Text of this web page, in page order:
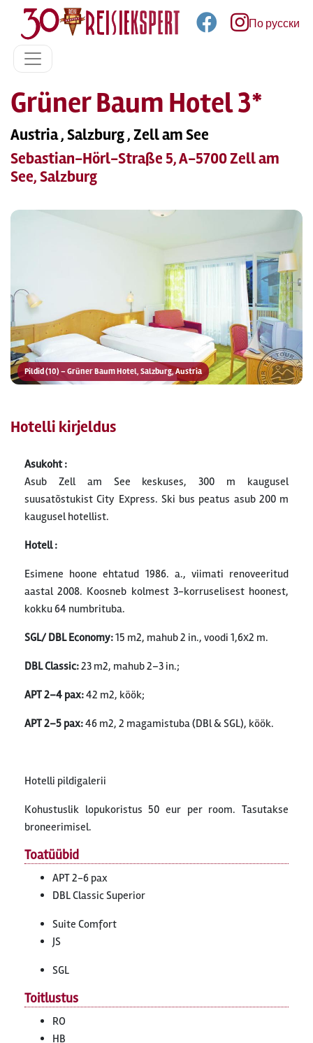
По русски
Grüner Baum Hotel 3*
Austria , Salzburg , Zell am See
Sebastian-Hörl-Straße 5, A-5700 Zell am
See, Salzburg
Pildid (10) – Grüner Baum Hotel, Salzburg, Austria
Hotelli kirjeldus
Asukoht :
Asub Zell am See keskuses, 300 m kaugusel
suusatõstukist City Eхpress. Ski bus peatus asub 200 m
kaugusel hotellist.
Hotell :
Esimene hoone ehtatud 1986. a., viimati renoveeritud
aastal 2008. Koosneb kolmest 3-korruselisest hoonest,
kokku 64 numbrituba.
SGL/ DBL Economy:15 m2, mahub 2 in., voodi 1,6х2 m.
DBL Classic:23 m2, mahub 2–3 in.;
APT 2–4 pax:42 m2, köök;
APT 2–5 pax:46 m2, 2 magamistuba (DBl & SGL), köök.
Hotelli pildigalerii
Kohustuslik lopukoristus 50 eur per room. Tasutakse
broneerimisel.
Toatüübid
APT 2-6 pax
DBL Classic Superior
Suite Comfort
JS
SGL
Toitlustus
RO
HB